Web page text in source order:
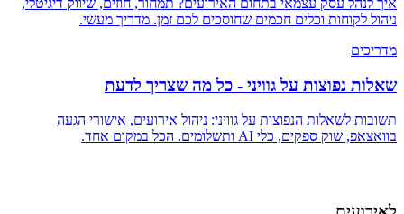
איך לנהל עסק עצמאי בתחום האירועים? תמחור, חוזים, שיווק דיגיטלי,
ניהול לקוחות וכלים חכמים שחוסכים לכם זמן. מדריך מעשי.
מדריכים
שאלות נפוצות על גוויני - כל מה שצריך לדעת
תשובות לשאלות הנפוצות על גוויני: ניהול אירועים, אישורי הגעה
בוואצאפ, שוק ספקים, כלי AI ותשלומים. הכל במקום אחד.
בינה מלאכותית לארגון אירועים – מהפכה שכבר כאן